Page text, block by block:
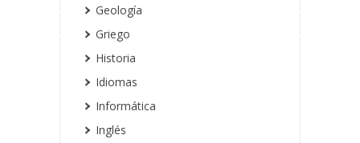
Geología
Griego
Historia
Idiomas
Informática
Inglés